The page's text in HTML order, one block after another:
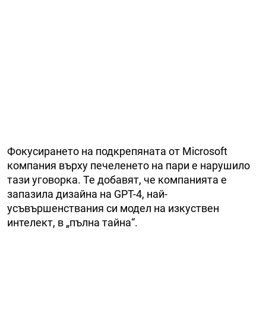
Фокусирането на подкрепяната от Microsoft
компания върху печеленето на пари е нарушило
тази уговорка. Те добавят, че компанията е
запазила дизайна на GPT-4, най-
усъвършенствания си модел на изкуствен
интелект, в „пълна тайна“.